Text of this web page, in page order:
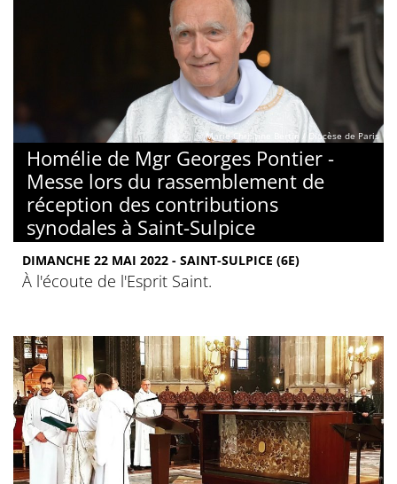
© Marie-Christine Bertin / Diocèse de Paris
Homélie de Mgr Georges Pontier -
Messe lors du rassemblement de
réception des contributions
synodales à Saint-Sulpice
DIMANCHE 22 MAI 2022 - SAINT-SULPICE (6E)
À l'écoute de l'Esprit Saint.